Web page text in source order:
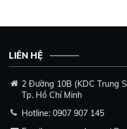
LIÊN HỆ
2 Đường 10B (KDC Trung
Tp. Hồ Chí Minh
Hotline: 0907 907 145